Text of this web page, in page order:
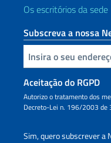
Os escritórios da sede
Subscreva a nossa
Inserisci la tua email
Aceitação do RGPD
Autorizo o tratamento dos
Decreto-Lei n. 196/2003 de
Sim, quero subscrever a